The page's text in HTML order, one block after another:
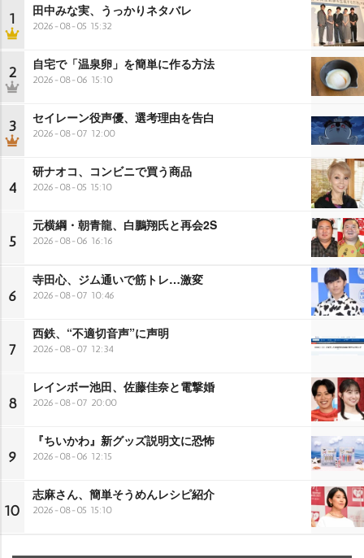
1 田中みな実、うっかりネタバレ
2026-08-05 15:32
2 自宅で「温泉卵」を簡単に作る方法
2026-08-06 15:10
3 セイレーン役声優、選考理由を告白
2026-08-07 12:00
4
研ナオコ、コンビニで買う商品
2026-08-05 15:10
5
元横綱・朝青龍、白鵬翔氏と再会2S
2026-08-06 16:16
6
寺田心、ジム通いで筋トレ…激変
2026-08-07 10:46
7
西鉄、“不適切音声”に声明
2026-08-07 12:34
8
レインボー池田、佐藤佳奈と電撃婚
2026-08-07 20:00
9
『ちいかわ』新グッズ説明文に恐怖
2026-08-06 12:15
10
志麻さん、簡単そうめんレシピ紹介
2026-08-05 15:10